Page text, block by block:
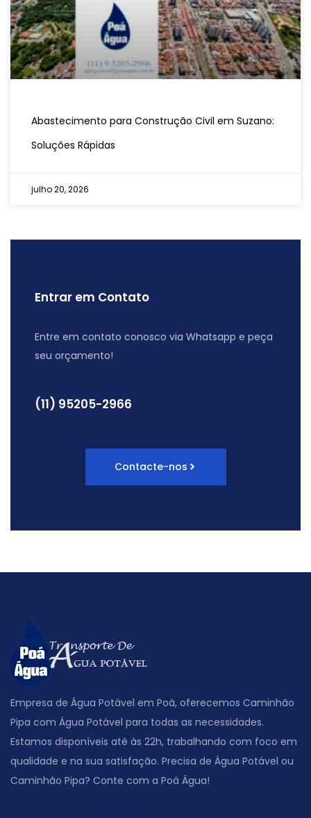
Abastecimento para Construção Civil em Suzano:
Soluções Rápidas
julho 20, 2026
Entrar em Contato
Entre em contato conosco via Whatsapp e peça
seu orçamento!
(11) 95205-2966
Contacte-nos
Empresa de Água Potável em Poá, oferecemos Caminhão
Pipa com Água Potável para todas as necessidades.
Estamos disponíveis até às 22h, trabalhando com foco em
qualidade e na sua satisfação. Precisa de Água Potável ou
Caminhão Pipa? Conte com a Poá Água!